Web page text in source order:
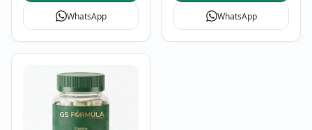
WhatsApp WhatsApp